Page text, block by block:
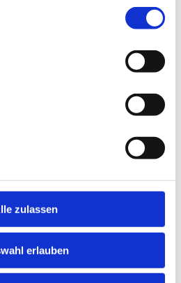
zulassen
erlauben
Christoph Wolff sind wir in der
eine
Gelbfieberimpfung